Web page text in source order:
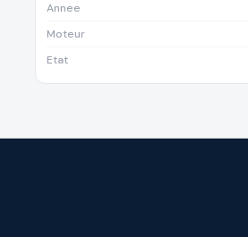
Annee
Moteur
Etat